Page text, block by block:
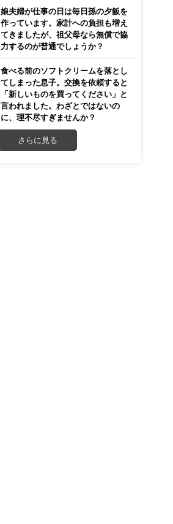
娘夫婦が仕事の日は毎日孫の夕飯を
作っています。家計への負担も増え
てきましたが、祖父母なら無償で協
力するのが普通でしょうか？
食べる前のソフトクリームを落とし
てしまった息子。交換を依頼すると
「新しいものを買ってください」と
言われました。わざとではないの
に、理不尽すぎませんか？
さらに見る